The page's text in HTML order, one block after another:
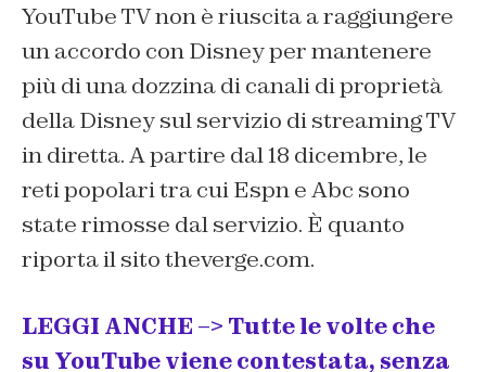
YouTube TV non è riuscita a raggiungere
un accordo con Disney per mantenere
più di una dozzina di canali di proprietà
della Disney sul servizio di streaming TV
in diretta. A partire dal 18 dicembre, le
reti popolari tra cui Espn e Abc sono
state rimosse dal servizio. È quanto
riporta il sito theverge.com.
LEGGI ANCHE –> Tutte le volte che
su YouTube viene contestata, senza